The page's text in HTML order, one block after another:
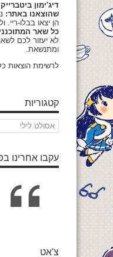
דיג'ימון
שהוצאנו באתר:
הן יצאו בבלו-
כל שאר
לא יעזור לכם
ומתנשאת.
לרשימת הוצאות
קטגוריות
קטגוריות
עקבו אחרינו
צ'אט